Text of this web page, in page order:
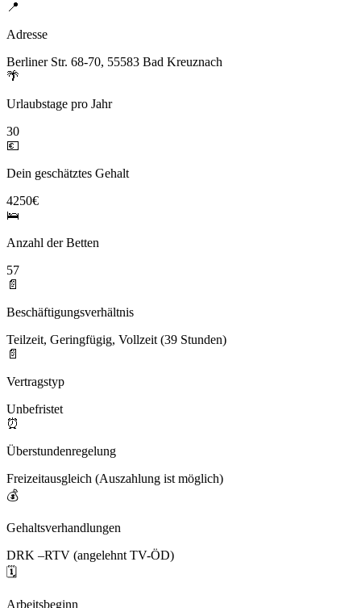
📍
Adresse
Berliner Str. 68-70, 55583 Bad Kreuznach
🌴
Urlaubstage pro Jahr
30
💶
Dein geschätztes Gehalt
4250€
🛌
Anzahl der Betten
57
📄
Beschäftigungsverhältnis
Teilzeit, Geringfügig, Vollzeit (39 Stunden)
📄
Vertragstyp
Unbefristet
⏰
Überstundenregelung
Freizeitausgleich (Auszahlung ist möglich)
💰
Gehaltsverhandlungen
DRK –RTV (angelehnt TV-ÖD)
🗓️
Arbeitsbeginn